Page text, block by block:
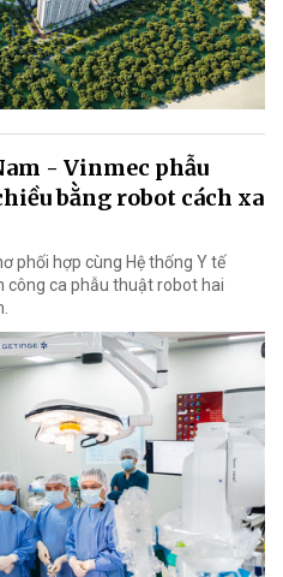
- Vinmec phẫu
bằng robot cách xa
phối hợp cùng Hệ thống Y tế
công ca phẫu thuật robot hai